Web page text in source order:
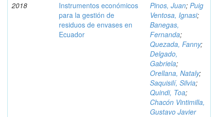
2018
Instrumentos económicos
para la gestión de
residuos de envases en
Ecuador
Pinos, Juan; Puig
Ventosa, Ignasi;
Banegas,
Fernanda;
Quezada, Fanny;
Delgado,
Gabriela;
Orellana, Nataly;
Saquisilí, Silvia;
Quindi, Toa;
Chacón Vintimilla,
Gustavo Javier